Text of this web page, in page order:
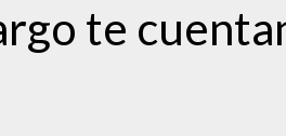
te